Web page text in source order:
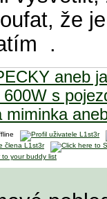
že
.
aneb
600W s
miminka